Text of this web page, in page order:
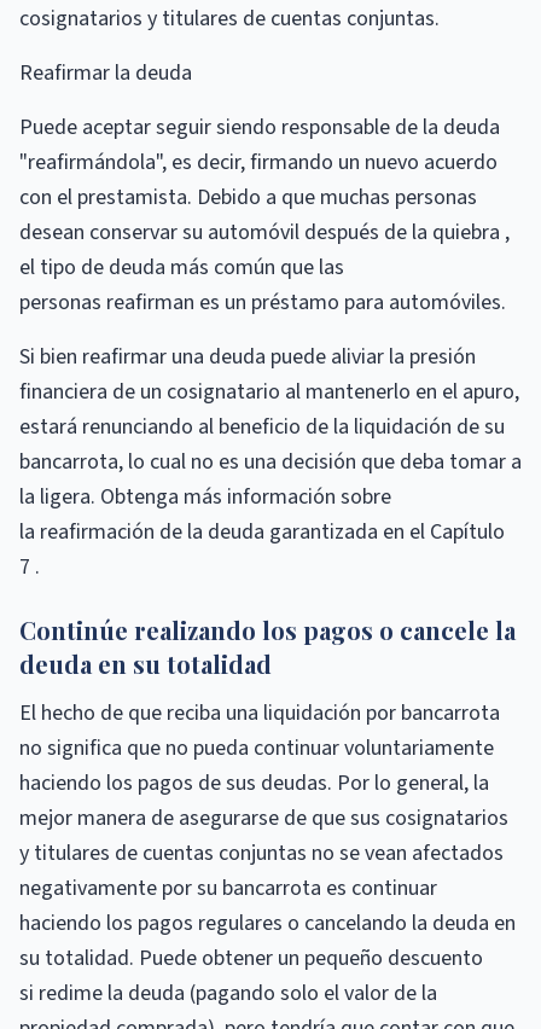
cosignatarios y titulares de cuentas conjuntas.
Reafirmar la deuda
Puede aceptar seguir siendo responsable de la deuda
"reafirmándola", es decir, firmando un nuevo acuerdo
con el prestamista. Debido a que muchas personas
desean conservar su automóvil después de la quiebra ,
el tipo de deuda más común que las
personas reafirman es un préstamo para automóviles.
Si bien reafirmar una deuda puede aliviar la presión
financiera de un cosignatario al mantenerlo en el apuro,
estará renunciando al beneficio de la liquidación de su
bancarrota, lo cual no es una decisión que deba tomar a
la ligera. Obtenga más información sobre
la reafirmación de la deuda garantizada en el Capítulo
7 .
Continúe realizando los pagos o cancele la
deuda en su totalidad
El hecho de que reciba una liquidación por bancarrota
no significa que no pueda continuar voluntariamente
haciendo los pagos de sus deudas. Por lo general, la
mejor manera de asegurarse de que sus cosignatarios
y titulares de cuentas conjuntas no se vean afectados
negativamente por su bancarrota es continuar
haciendo los pagos regulares o cancelando la deuda en
su totalidad. Puede obtener un pequeño descuento
si redime la deuda (pagando solo el valor de la